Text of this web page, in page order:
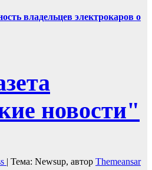
владельцев электрокаров о
новости"
Тема: Newsup, автор Themeansar